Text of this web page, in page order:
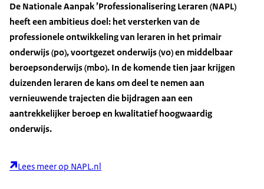
De Nationale Aanpak ’Professionalisering Leraren (NAPL)
heeft een ambitieus doel: het versterken van de
professionele ontwikkeling van leraren in het primair
onderwijs (po), voortgezet onderwijs (vo) en middelbaar
beroepsonderwijs (mbo). In de komende tien jaar krijgen
duizenden leraren de kans om deel te nemen aan
vernieuwende trajecten die bijdragen aan een
aantrekkelijker beroep en kwalitatief hoogwaardig
onderwijs.
Lees meer op NAPL.nl